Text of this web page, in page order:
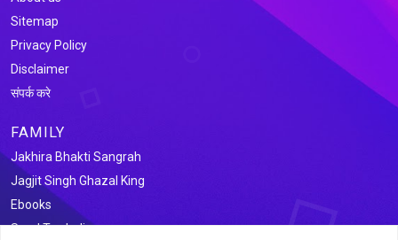
Sitemap
Privacy Policy
Disclaimer
संपर्क करे
FAMILY
Jakhira Bhakti Sangrah
Jagjit Singh Ghazal King
Ebooks
Saral Tax India